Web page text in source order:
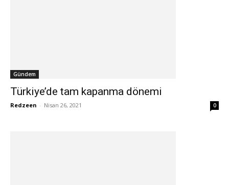
Gündem
Türkiye’de tam kapanma dönemi
Redzeen - Nisan 26, 2021 0